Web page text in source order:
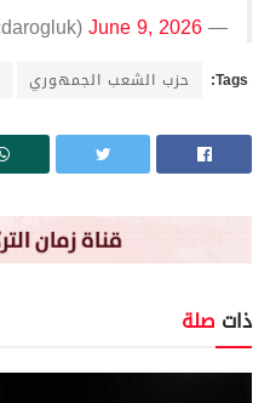
— Kemal Kılıçdaroğlu (@kilicdarogluk)
June 9, 2026
Tags: حزب الشعب الجمهوري
ذاتصلة